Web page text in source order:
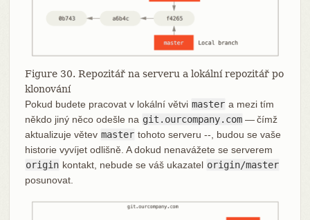
Figure 30. Repozitář na serveru a lokální repozitář po
klonování
Pokud budete pracovat v lokální větvi master a mezi tím
někdo jiný něco odešle na git.ourcompany.com — čímž
aktualizuje větev master tohoto serveru --, budou se vaše
historie vyvíjet odlišně. A dokud nenavážete se serverem
origin kontakt, nebude se váš ukazatel origin/master
posunovat.